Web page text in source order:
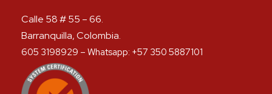
Calle 58 # 55 – 66.
Barranquilla, Colombia.
605 3198929 – Whatsapp: +57 350 5887101